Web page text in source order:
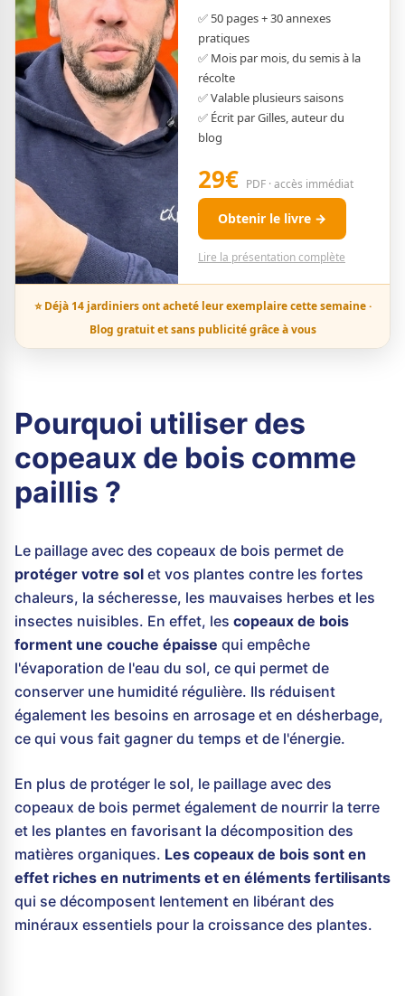
✅ 50 pages + 30 annexes
pratiques
✅ Mois par mois, du semis à la
récolte
✅ Valable plusieurs saisons
✅ Écrit par Gilles, auteur du
blog
29€ PDF · accès immédiat
Obtenir le livre →
Lire la présentation complète
⭐ Déjà 14 jardiniers ont acheté leur exemplaire cette semaine ·
Blog gratuit et sans publicité grâce à vous
Pourquoi utiliser des
copeaux de bois comme
paillis ?
Le paillage avec des copeaux de bois permet de
protéger votre sol et vos plantes contre les fortes
chaleurs, la sécheresse, les mauvaises herbes et les
insectes nuisibles. En effet, les copeaux de bois
forment une couche épaisse qui empêche
l'évaporation de l'eau du sol, ce qui permet de
conserver une humidité régulière. Ils réduisent
également les besoins en arrosage et en désherbage,
ce qui vous fait gagner du temps et de l'énergie.
En plus de protéger le sol, le paillage avec des
copeaux de bois permet également de nourrir la terre
et les plantes en favorisant la décomposition des
matières organiques. Les copeaux de bois sont en
effet riches en nutriments et en éléments fertilisants
qui se décomposent lentement en libérant des
minéraux essentiels pour la croissance des plantes.